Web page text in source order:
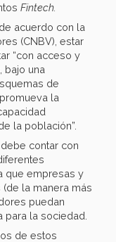
Fintech.
acuerdo con la
(CNBV), estar
“con acceso y
bajo una
de
la
la población”.
contar con
que empresas y
la manera más
puedan
para la sociedad.
de estos